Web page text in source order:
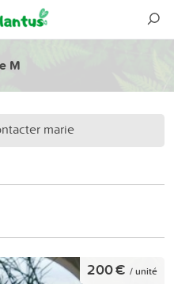
M
marie
200 € / unité